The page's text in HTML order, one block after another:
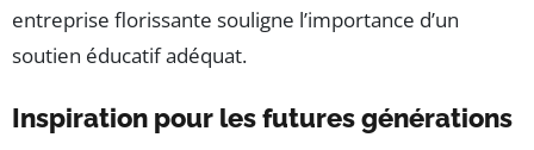
entreprise florissante souligne l’importance d’un
soutien éducatif adéquat.
Inspiration pour les futures générations